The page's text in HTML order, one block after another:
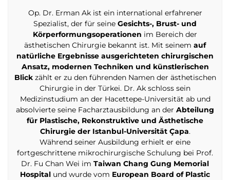
Op. Dr. Erman Ak ist ein international erfahrener
Spezialist, der für seine Gesichts-, Brust- und
Körperformungsoperationen im Bereich der
ästhetischen Chirurgie bekannt ist. Mit seinem auf
natürliche Ergebnisse ausgerichteten chirurgischen
Ansatz, modernen Techniken und künstlerischen
Blickzählt er zu den führenden Namen der ästhetischen
Chirurgie in der Türkei. Dr. Ak schloss sein
Medizinstudium an der Hacettepe-Universität ab und
absolvierte seine Facharztausbildung an der Abteilung
für Plastische, Rekonstruktive und Ästhetische
Chirurgie der Istanbul-Universität Çapa.
Während seiner Ausbildung erhielt er eine
fortgeschrittene mikrochirurgische Schulung bei Prof.
Dr. Fu Chan Wei im Taiwan Chang Gung Memorial
Hospital und wurde vom European Board of Plastic